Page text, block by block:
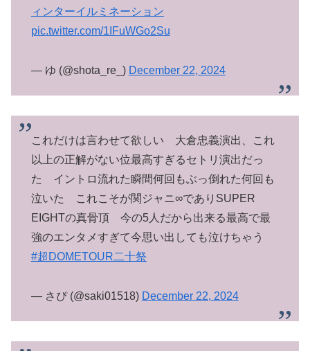
ィンターイルミネーション
pic.twitter.com/1IFuWGo2Su
— ゆ (@shota_re_) December 22, 2024
これだけは言わせて欲しい 大倉忠義演出、これ
以上の正解がない位最高すぎるセトリ演出だっ
た イントロ流れた瞬間何回もぶっ倒れた何回も
泣いた これこそが関ジャニ∞でありSUPER
EIGHTの真骨頂 今の5人だから出来る最高で最
強のエンタメすぎて今思い出しても泣けちゃう
#超DOMETOUR二十祭
— さぴ (@saki01518) December 22, 2024